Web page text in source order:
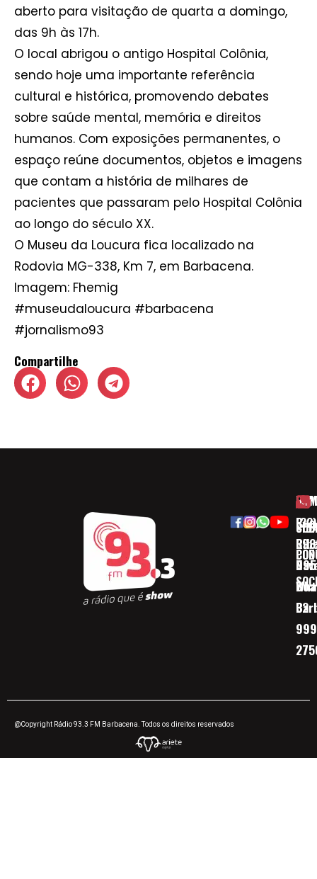
aberto para visitação de quarta a domingo,
das 9h às 17h.
O local abrigou o antigo Hospital Colônia,
sendo hoje uma importante referência
cultural e histórica, promovendo debates
sobre saúde mental, memória e direitos
humanos. Com exposições permanentes, o
espaço reúne documentos, objetos e imagens
que contam a história de milhares de
pacientes que passaram pelo Hospital Colônia
ao longo do século XX.
O Museu da Loucura fica localizado na
Rodovia MG-338, Km 7, em Barbacena.
Imagem: Fhemig
#museudaloucura #barbacena
#jornalismo93
Compartilhe
(32)
32
@Copyright Rádio 93.3 FM Barbacena. Todos os direitos reservados